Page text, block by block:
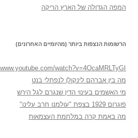
המפה הגדולה של הארץ הריקה
הרשומות הנצפות ביותר (מהיומיים האחרונים)
watch?v=4OcaMRLTyGI
מה בין אברהם לינקולן לנפתלי בנט
מי האשמים בעינוי הדין שנגרם לגל הירש
פוגרום 1929 בצפת "עולמנו חרב עלינו"
מה באמת קרה במלחמת העצמאות